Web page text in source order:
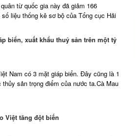
từ quốc gia này đã giảm 166
liệu thống kê sơ bộ của Tổng cục Hải
biển, xuất khẩu thuỷ sản trên một tỷ
Nam có 3 mặt giáp biển. Đây cũng là 1
sản trọng điểm của nước ta.Cà Mau
Việt tăng đột biến